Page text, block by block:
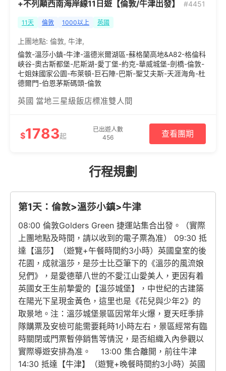
+不列顛西南海岸線11日遊【倫敦/牛津出發】
#4451
11天 倫敦 1000以上 英國
上團地點: 倫敦, 牛津,
倫敦-溫莎小鎮-牛津-溫德米爾湖區-蘇格蘭高地&A82-格倫科
峽谷-奧古斯都堡-尼斯湖-愛丁堡-約克-華威城堡-劍橋-倫敦-
七姐妹國家公園-布萊頓-巨石陣-巴斯-聖艾夫斯-天涯海角-杜
德爾門-伯恩茅斯碼頭-倫敦
英國 當地三星級飯店標准雙人間
$1783起
已出遊人數
456
查看團期
行程規劃
第1天：倫敦>溫莎小鎮>牛津
08:00 倫敦Golders Green 捷運站集合出發。（實際
上團地點及時間，請以收到的電子票為准） 09:30 抵
達【溫莎】（遊覽+午餐時間約3小時）英國皇室的後
花園，成就溫莎，是莎士比亞筆下的《溫莎的風流娘
兒們》，是愛德華八世的不愛江山愛美人，更因有着
英國女王生前摯愛的【溫莎城堡】，中世紀的古建築
在陽光下呈現金黃色，這里也是《花兒與少年2》的
取景地。注：溫莎城堡景區因常年火爆，夏天旺季排
隊購票及安檢可能需要耗時1小時左右，景區經常有臨
時關閉或門票暫停銷售等情況，是否組織入內參觀以
實際導遊安排為准。 13:00 集合離開，前往牛津
14:30 抵達【牛津】（遊覽+晚餐時間約3小時）英國